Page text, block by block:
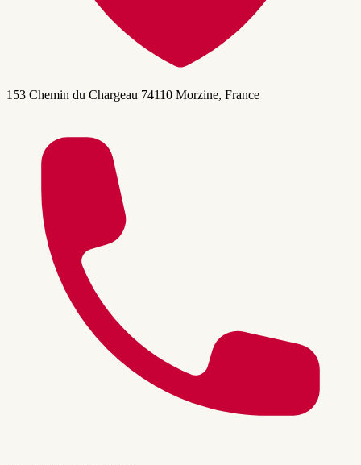
153 Chemin du Chargeau 74110 Morzine, France